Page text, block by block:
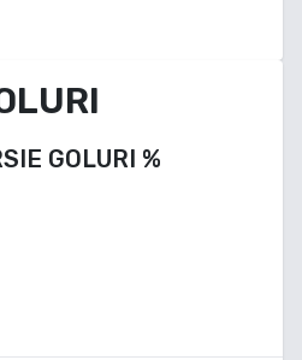
GOLURI %